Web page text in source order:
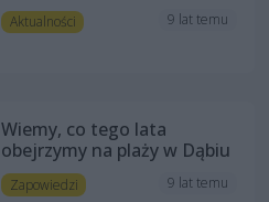
Aktualności 9 lat temu
Wiemy, co tego lata
obejrzymy na plaży w Dąbiu
Zapowiedzi 9 lat temu